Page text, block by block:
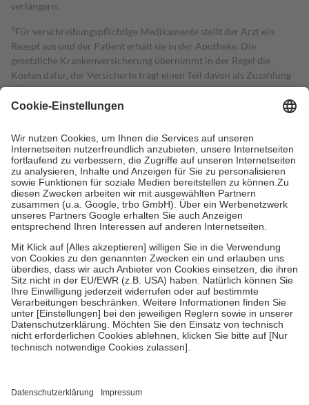
verlängern.
4Für verschreibungspflichtige Medikamente stellt der Arzt ein
Rezept aus und der Patient erhält sie in der Apotheke. Die
gesetzliche Krankenversicherung übernimmt in der Regel die
Kosten dafür, der Versicherte trägt einen Teil davon als Zuzahlung
mit.
Grundsätzlich leisten Mitglieder Zuzahlungen in Höhe von zehn
höchstens zehn Euro.
Es sind jedoch nie mehr als die tatsächlichen
Kosten der Leistung zu entrichten.
Diese Regeln gelten grundsätzlich auch für Online-Apotheken.
Bei Heilmitteln und häuslicher Krankenpflege beträgt die
Zuzahlung zehn Prozent der Kosten sowie zehn Euro je
Verordnung.
Um das Engagement der Versicherten für ihre eigene Gesundheit zu
stärken und die besondere Stellung der Familie zu unterstützen,
fallenkeine Zuzahlungenan bei:
• Kindern und Jugendlichen bis zum vollendeten 18. Lebensjahr
mit Ausnahme der Fahrkosten
• Untersuchungen zur Vorsorge und Früherkennung, die von der
GKV getragen werden
• empfohlenen Schutzimpfungen
• Harn- und Blutteststreifen
getroffen, um sicherzustellen, dass es sich um echte Bewertungen